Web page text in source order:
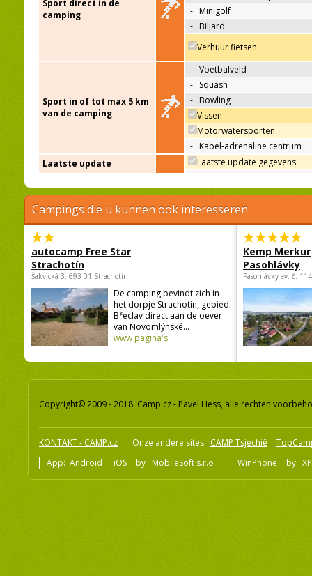
Sport direct in de
camping
- Minigolf
- Biljard
Verhuur fietsen
Sport in of tot max 5 km
van de camping
- Voetbalveld
- Squash
- Bowling
Vissen
Motorwatersporten
- Kabel-adrenaline centrum
Laatste update
Laatste update gegevens
Campings die u kunnen ook interesseren
autocamp Free Star
Strachotín
Šakvická 3, 693 01 Strachotín
De camping bevindt zich in
het dorpje Strachotín, gebied
Břeclav direct aan de oever
van Novomlýnské...
www pagina's
Kemp Merkur
Pasohlávky
Pasohlávky ev. č.
Copyright© 2009 - 2018 Camp.cz - Pavel Hess, alle rechten
KONTAKT - CAMP.cz Onze andere sites: CAMP Tsjechië
App: Android iOS by MobileSoft s.r.o WinPhone by